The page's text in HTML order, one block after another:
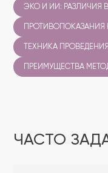
ЭКО И ИИ: РАЗЛИЧИЯ
ПРОТИВОПОКАЗАНИЯ
ТЕХНИКА
ПРЕИМУЩЕСТВА
ЧАСТО